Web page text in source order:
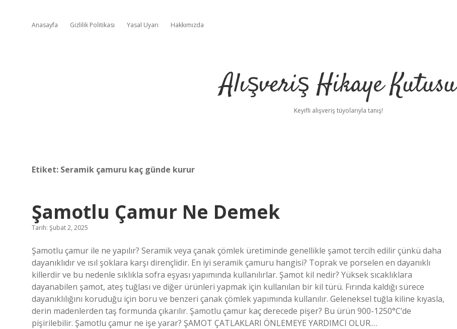
Anasayfa Gizlilik Politikası Yasal Uyarı Hakkımızda
Alışveriş Hikaye Kutusu
Keyifli alışveriş tüyolarıyla tanış!
Etiket: Seramik çamuru kaç günde kurur
Şamotlu Çamur Ne Demek
Tarih: Şubat 2, 2025
Şamotlu çamur ile ne yapılır? Seramik veya çanak çömlek üretiminde genellikle şamot tercih edilir çünkü daha
dayanıklıdır ve ısıl şoklara karşı dirençlidir. En iyi seramik çamuru hangisi? Toprak ve porselen en dayanıklı
killerdir ve bu nedenle sıklıkla sofra eşyası yapımında kullanılırlar. Şamot kil nedir? Yüksek sıcaklıklara
dayanabilen şamot, ateş tuğlası ve diğer ürünleri yapmak için kullanılan bir kil türü. Fırında kaldığı sürece
dayanıklılığını koruduğu için boru ve benzeri çanak çömlek yapımında kullanılır. Geleneksel tuğla kiline kıyasla,
derin madenlerden taş formunda çıkarılır. Şamotlu çamur kaç derecede pişer? Bu ürün 900-1250°C’de
pişirilebilir. Şamotlu çamur ne işe yarar? ŞAMOT ÇATLAKLARI ÖNLEMEYE YARDIMCI OLUR.…